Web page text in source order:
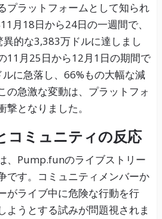
プラットフォームとして知られ
月18日から24日の一週間で、
的な3,383万ドルに達しまし
11月25日から12月1日の期間で
に急落し、66%もの大幅な減
の急激な変動は、プラットフォ
となりました。
コミュニティの反応
、Pump.funのライブストリー
です。コミュニティメンバーか
がライブ中に危険な行動を行
ようとする試みが問題視されま